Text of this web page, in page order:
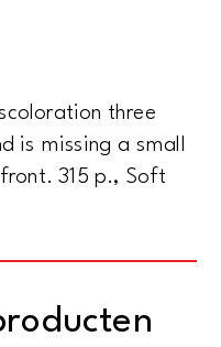
three
is missing a small
315 p., Soft